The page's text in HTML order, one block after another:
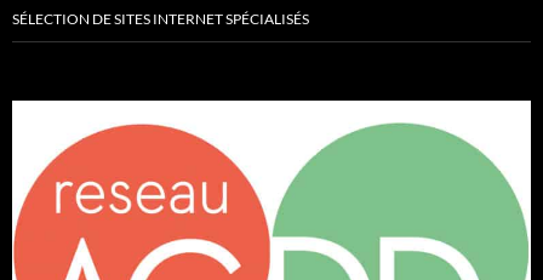
SÉLECTION DE SITES INTERNET SPÉCIALISÉS